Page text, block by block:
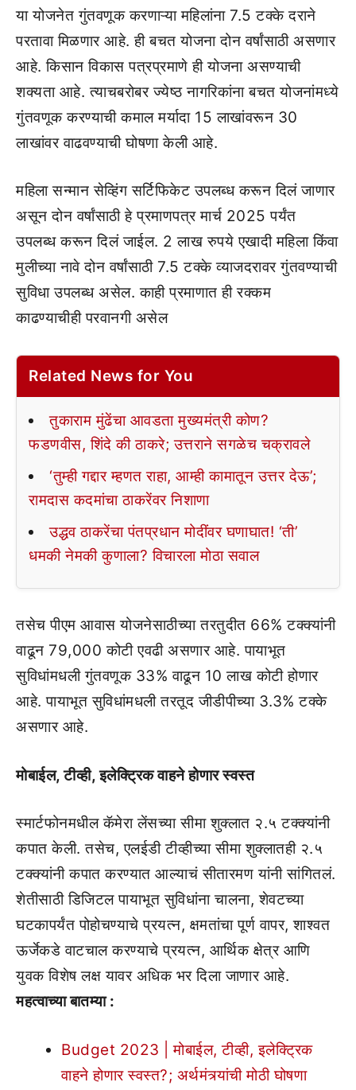
या योजनेत गुंतवणूक करणाऱ्या महिलांना 7.5 टक्के दराने
परतावा मिळणार आहे. ही बचत योजना दोन वर्षांसाठी असणार
आहे. किसान विकास पत्रप्रमाणे ही योजना असण्याची
शक्यता आहे. त्याचबरोबर ज्येष्ठ नागरिकांना बचत योजनांमध्ये
गुंतवणूक करण्याची कमाल मर्यादा 15 लाखांवरून 30
लाखांवर वाढवण्याची घोषणा केली आहे.
महिला सन्मान सेव्हिंग सर्टिफिकेट उपलब्ध करून दिलं जाणार
असून दोन वर्षांसाठी हे प्रमाणपत्र मार्च 2025 पर्यंत
उपलब्ध करून दिलं जाईल. 2 लाख रुपये एखादी महिला किंवा
मुलीच्या नावे दोन वर्षांसाठी 7.5 टक्के व्याजदरावर गुंतवण्याची
सुविधा उपलब्ध असेल. काही प्रमाणात ही रक्कम
काढण्याचीही परवानगी असेल
Related News for You
तुकाराम मुंढेंचा आवडता मुख्यमंत्री कोण?
फडणवीस, शिंदे की ठाकरे; उत्तराने सगळेच चक्रावले
‘तुम्ही गद्दार म्हणत राहा, आम्ही कामातून उत्तर देऊ’;
रामदास कदमांचा ठाकरेंवर निशाणा
उद्धव ठाकरेंचा पंतप्रधान मोदींवर घणाघात! ‘ती’
धमकी नेमकी कुणाला? विचारला मोठा सवाल
तसेच पीएम आवास योजनेसाठीच्या तरतुदीत 66% टक्क्यांनी
वाढून 79,000 कोटी एवढी असणार आहे. पायाभूत
सुविधांमधली गुंतवणूक 33% वाढून 10 लाख कोटी होणार
आहे. पायाभूत सुविधांमधली तरतूद जीडीपीच्या 3.3% टक्के
असणार आहे.
मोबाईल, टीव्ही, इलेक्ट्रिक वाहने होणार स्वस्त
स्मार्टफोनमधील कॅमेरा लेंसच्या सीमा शुक्लात २.५ टक्क्यांनी
कपात केली. तसेच, एलईडी टीव्हीच्या सीमा शुक्लातही २.५
टक्क्यांनी कपात करण्यात आल्याचं सीतारमण यांनी सांगितलं.
शेतीसाठी डिजिटल पायाभूत सुविधांना चालना, शेवटच्या
घटकापर्यंत पोहोचण्याचे प्रयत्न, क्षमतांचा पूर्ण वापर, शाश्वत
ऊर्जेकडे वाटचाल करण्याचे प्रयत्न, आर्थिक क्षेत्र आणि
युवक विशेष लक्ष यावर अधिक भर दिला जाणार आहे.
महत्वाच्या बातम्या :
Budget 2023 | मोबाईल, टीव्ही, इलेक्ट्रिक
वाहने होणार स्वस्त?; अर्थमंत्र्यांची मोठी घोषणा